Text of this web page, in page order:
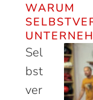
WARUM
Sel
bst
ver